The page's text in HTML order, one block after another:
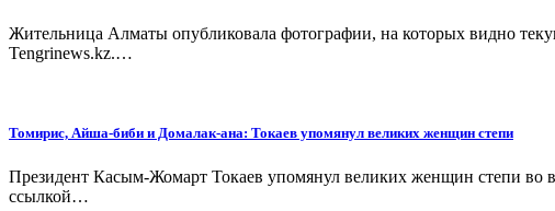
Жительница Алматы опубликовала фотографии, на которых видно
Tengrinews.kz.…
Томирис, Айша-биби и Домалак-ана: Токаев упомянул великих женщин степи
Президент Касым-Жомарт Токаев упомянул великих женщин степи во
ссылкой…